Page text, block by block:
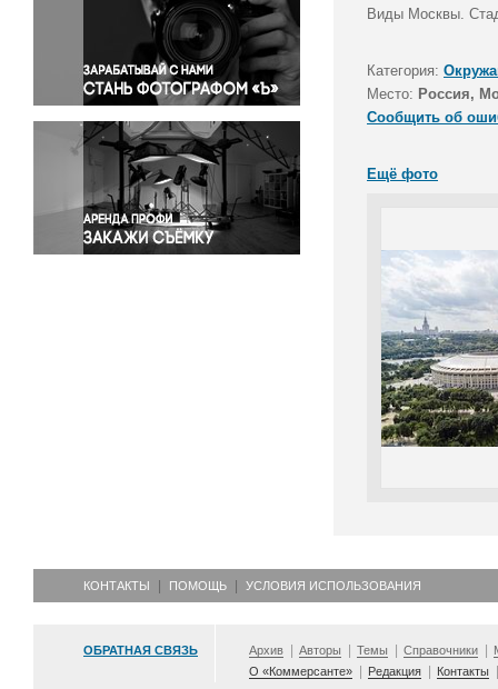
Политика
Правосудие
Происшествия и конфликты
Религия
Светская жизнь
Спорт
Экология
Экономика и бизнес
Виды Москвы.
Категория:
Место: Россия,
Сообщить об
Ещё фото
КОНТАКТЫ ПОМОЩЬ УСЛОВИЯ ИСПОЛЬЗОВАНИЯ
ОБРАТНАЯ СВЯЗЬ Архив Авторы Темы Справочники
О «Коммерсанте»
Редакция Контакты